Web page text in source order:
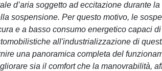
d’aria soggetto ad eccitazione durante
sospensione. Per questo motivo, le
e a basso consumo energetico capaci
all'industrializzazione di
una panoramica completa del
sia il comfort che la manovrabilità,